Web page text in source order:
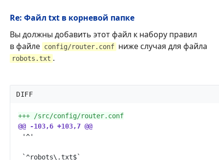
Re: Файл txt в корневой папке
Вы должны добавить этот файл к набору правил
в файле config/router.conf ниже случая для файла
robots.txt .
DIFF
+++
@@
-103,6 +103,7